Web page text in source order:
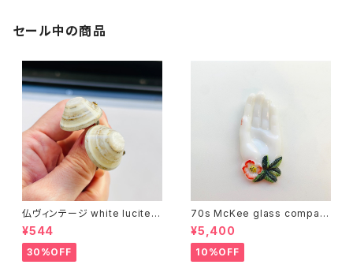
セール中の商品
仏ヴィンテージ white lucite c
onfetti 山型イヤリング
¥544
30%OFF
70s McKee glass compan
y ハンドペイントハンド小皿
（赤）
¥5,400
10%OFF